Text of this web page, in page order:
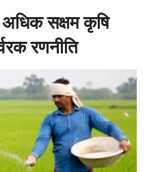
सक्षम कृषि
रणनीति